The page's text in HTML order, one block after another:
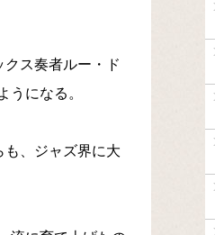
クス奏者ルー・ド
うになる。
も、ジャズ界に大